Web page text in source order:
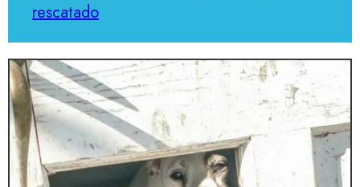
rescatado